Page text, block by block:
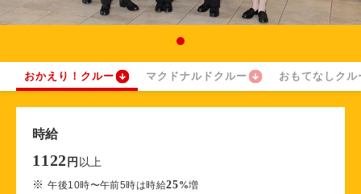
おかえり！クルー マクドナルドクルー おもてなしクル
時給
1122 円 以上
※午後10時〜午前5時は時給25%増